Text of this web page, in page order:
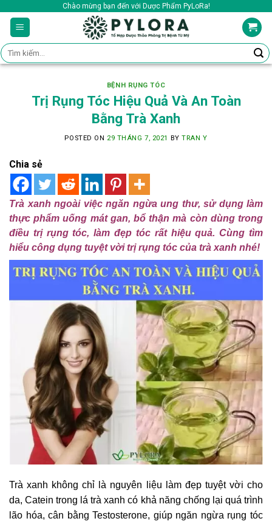
content
Chào mừng bạn đến với Dược Phẩm PyLoRa!
Tìm
kiếm:
BỆNH RỤNG TÓC
Trị Rụng Tóc Hiệu Quả Và An Toàn
Bằng Trà Xanh
POSTED ON 29 THÁNG 7, 2021 BYTRAN Y
Chia sẻ
Trà xanh ngoài việc ngăn ngừa ung thư, sử dụng làm
thực phẩm uống mát gan, bổ thận mà còn dùng trong
điều trị rụng tóc, làm đẹp tóc rất hiệu quả. Cùng tìm
hiểu công dụng tuyệt vời trị rụng tóc của trà xanh nhé!
Trà xanh không chỉ là nguyên liệu làm đẹp tuyệt vời cho
da, Catein trong lá trà xanh có khả năng chống lại quá trình
lão hóa, cân bằng Testosterone, giúp ngăn ngừa rụng tóc